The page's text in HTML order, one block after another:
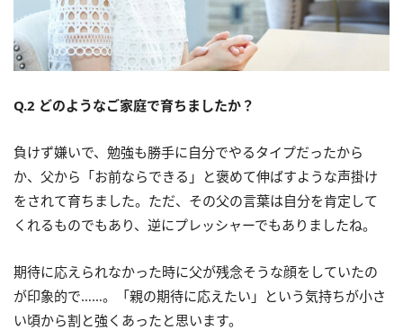
Q.2 どのようなご家庭で育ちましたか？
負けず嫌いで、勉強も勝手に自分でやるタイプだったから
か、父から「お前ならできる」と褒めて伸ばすような声掛け
をされて育ちました。ただ、その父の言葉は自分を肯定して
くれるものでもあり、逆にプレッシャーでもありましたね。
期待に応えられなかった時に父が残念そうな顔をしていたの
が印象的で……。「親の期待に応えたい」という気持ちが小さ
い頃から割と強くあったと思います。